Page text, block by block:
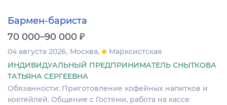
Бармен-бариста
70 000–90 000 ₽
04 августа 2026 Москва
Марксистская
ИНДИВИДУАЛЬНЫЙ ПРЕДПРИНИМАТЕЛЬ СНЫТКОВА
ТАТЬЯНА СЕРГЕЕВНА
Обязанности: Приготовление кофейных напитков и
коктейлей. Общение с Гостями, работа на кассе